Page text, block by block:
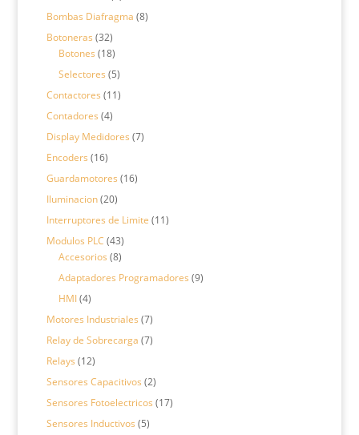
productos
Bombas Diafragma 88
Botoneras 3232
productos
Botones 1818
productos
Selectores 55
productos
Contactores 1111
Contadores 44
productos
Display Medidores 77
Encoders 1616
productos
Guardamotores 1616
Iluminacion 2020
productos
Interruptores de Limite 1111
Modulos PLC 4343
productos
Accesorios 88
productos
Adaptadores Programadores 99
HMI 44
productos
Motores Industriales 77
productos
Relay de Sobrecarga 77
Relays 1212
productos
Sensores Capacitivos 22
productos
Sensores Fotoelectricos 1717
Sensores Inductivos 55